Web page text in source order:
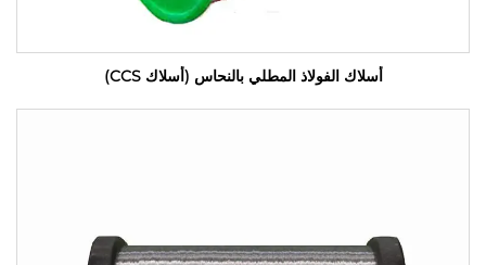
أسلاك الفولاذ المطلي بالنحاس (أسلاك CCS)